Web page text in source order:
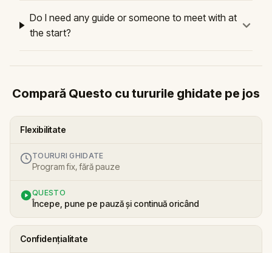
Do I need any guide or someone to meet with at
the start?
Compară Questo cu tururile ghidate pe jos
Flexibilitate
TOURURI GHIDATE
Program fix, fără pauze
QUESTO
Începe, pune pe pauză și continuă oricând
Confidențialitate